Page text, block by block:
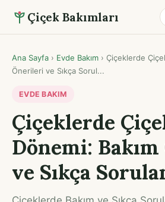
Çiçek Bakımları
Ana Sayfa › Evde Bakım › Çiçeklerde
Önerileri ve Sıkça Sorul...
EVDE BAKIM
Çiçeklerde
Dönemi:
ve Sıkça